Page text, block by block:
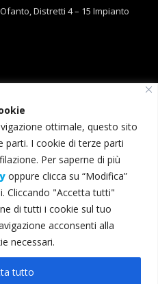
ottimale, questo sito
parti. I cookie di terze parti
Per saperne di più
oppure clicca su “Modifica”
Cliccando "Accetta tutti"
di tutti i cookie sul tuo
acconsenti alla
necessari.
tutto
Distretti 4 – 15 Impianto
Capitanata - Tutti i diritti
e cookie